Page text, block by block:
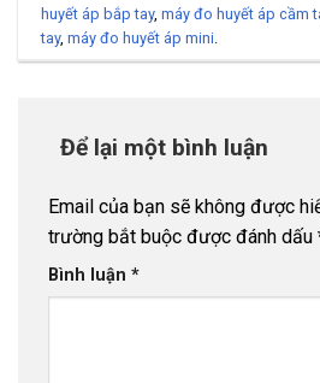
huyết áp bắp tay,máy đo huyết áp cầm
tay,máy đo huyết áp mini
Để lại một bình luận
Email của bạn sẽ không được
trường bắt buộc được đánh dấu
Bình luận *